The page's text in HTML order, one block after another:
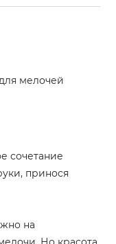
мелочей
сочетание
принося
на